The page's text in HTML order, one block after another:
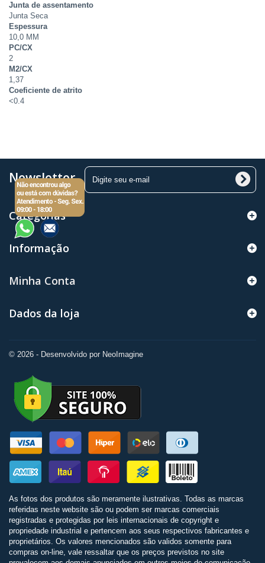
Junta de assentamento
Junta Seca
Espessura
10,0 MM
PC/CX
2
M2/CX
1,37
Coeficiente de atrito
<0.4
Newsletter
Categorias
Informação
© 2026 - Desenvolvido por NeoImagine
Minha Conta
Dados da loja
As fotos dos produtos são meramente ilustrativas. Todas as marcas
referidas neste website são ou podem ser marcas comerciais
registradas e protegidas por leis internacionais de copyright e
propriedade industrial e pertencem aos seus respectivos fabricantes e
proprietários. Os valores mencionados são validos somente para
compras on-line, vale ressaltar que os preços previstos no site